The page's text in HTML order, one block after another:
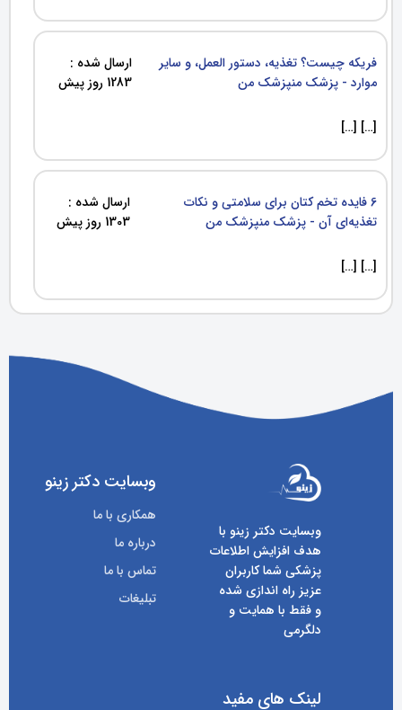
فریکه چیست؟ تغذیه، دستور العمل، و سایر
موارد - پزشک منپزشک من
ارسال شده :
1283 روز پیش
[…] […]
6 فایده تخم کتان برای سلامتی و نکات
تغذیه‌ای آن - پزشک منپزشک من
ارسال شده :
1303 روز پیش
[…] […]
وبسایت دکتر زینو با
هدف افزایش اطلاعات
پزشکی شما کاربران
عزیز راه اندازی شده
و فقط با همایت و
دلگرمی
وبسایت دکتر زینو
همکاری با ما
درباره ما
تماس با ما
تبلیغات
لینک های مفید